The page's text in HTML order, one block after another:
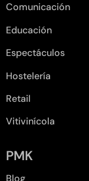
Comunicación
Educación
Espectáculos
Hostelería
Retail
Vitivinícola
PMK
Blog